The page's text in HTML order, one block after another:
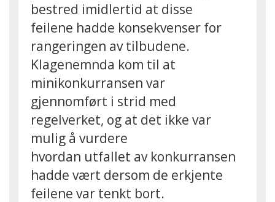
bestred imidlertid at disse
feilene hadde konsekvenser for
rangeringen av tilbudene.
Klagenemnda kom til at
minikonkurransen var
gjennomført i strid med
regelverket, og at det ikke var
mulig å vurdere
hvordan utfallet av konkurransen
hadde vært dersom de erkjente
feilene var tenkt bort.